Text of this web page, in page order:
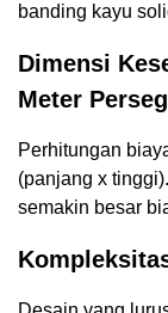
banding kayu
Dimensi
Meter
Perhitungan
(panjang x
semakin besar